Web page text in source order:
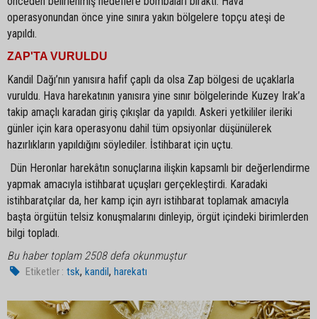
operasyonundan önce yine sınıra yakın bölgelere topçu ateşi de
yapıldı.
ZAP'TA VURULDU
Kandil Dağı’nın yanısıra hafif çaplı da olsa Zap bölgesi de uçaklarla
vuruldu. Hava harekatının yanısıra yine sınır bölgelerinde Kuzey Irak’a
takip amaçlı karadan giriş çıkışlar da yapıldı. Askeri yetkililer ileriki
günler için kara operasyonu dahil tüm opsiyonlar düşünülerek
hazırlıkların yapıldığını söylediler. İstihbarat için uçtu.
Dün Heronlar harekâtın sonuçlarına ilişkin kapsamlı bir değerlendirme
yapmak amacıyla istihbarat uçuşları gerçekleştirdi. Karadaki
istihbaratçılar da, her kamp için ayrı istihbarat toplamak amacıyla
başta örgütün telsiz konuşmalarını dinleyip, örgüt içindeki birimlerden
bilgi topladı.
Bu haber toplam 2508 defa okunmuştur
Etiketler : tsk,kandil,harekatı